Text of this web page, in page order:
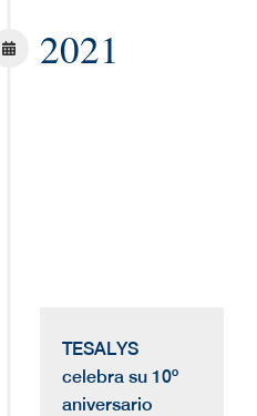
2021
TESALYS
celebra su 10º
aniversario